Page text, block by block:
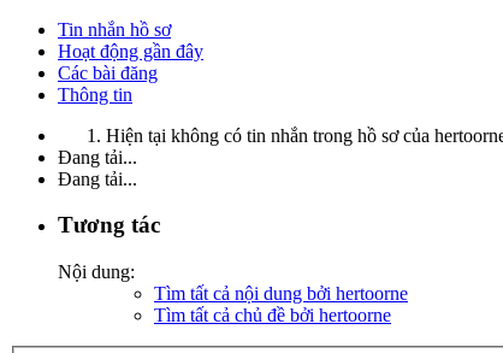
Tin nhắn hồ sơ
Hoạt động gần đây
Các bài đăng
Thông tin
Hiện tại không có tin nhắn trong hồ sơ của
Đang tải...
Đang tải...
Tương tác
Nội dung:
Tìm tất cả nội dung bởi hertoorne
Tìm tất cả chủ đề bởi hertoorne